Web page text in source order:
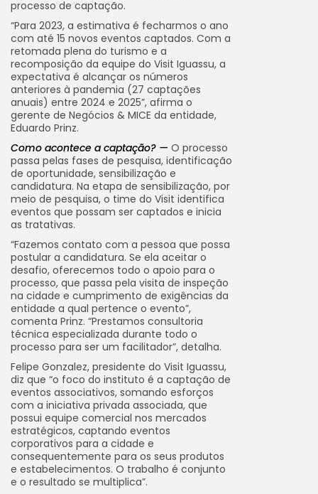
processo de captação.
“Para 2023, a estimativa é fecharmos o ano
com até 15 novos eventos captados. Com a
retomada plena do turismo e a
recomposição da equipe do Visit Iguassu, a
expectativa é alcançar os números
anteriores à pandemia (27 captações
anuais) entre 2024 e 2025”, afirma o
gerente de Negócios & MICE da entidade,
Eduardo Prinz.
Como acontece a captação? — O processo
passa pelas fases de pesquisa, identificação
de oportunidade, sensibilização e
candidatura. Na etapa de sensibilização, por
meio de pesquisa, o time do Visit identifica
eventos que possam ser captados e inicia
as tratativas.
“Fazemos contato com a pessoa que possa
postular a candidatura. Se ela aceitar o
desafio, oferecemos todo o apoio para o
processo, que passa pela visita de inspeção
na cidade e cumprimento de exigências da
entidade a qual pertence o evento”,
comenta Prinz. “Prestamos consultoria
técnica especializada durante todo o
processo para ser um facilitador”, detalha.
Felipe Gonzalez, presidente do Visit Iguassu,
diz que “o foco do instituto é a captação de
eventos associativos, somando esforços
com a iniciativa privada associada, que
possui equipe comercial nos mercados
estratégicos, captando eventos
corporativos para a cidade e
consequentemente para os seus produtos
e estabelecimentos. O trabalho é conjunto
e o resultado se multiplica”.